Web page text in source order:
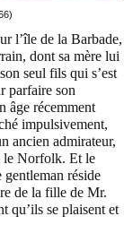
l’île de la Barbade,
dont sa mère lui
seul fils qui s’est
parfaire son
âge récemment
impulsivement,
ancien admirateur,
le Norfolk. Et le
réside
de la fille de Mr.
qu’ils se plaisent et